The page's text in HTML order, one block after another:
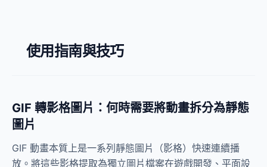
使用指南與技巧
GIF 轉影格圖片：何時需要將動畫拆分為靜態
圖片
GIF 動畫本質上是一系列靜態圖片（影格）快速連續播
放。將這些影格提取為獨立圖片檔案在遊戲開發、平面設